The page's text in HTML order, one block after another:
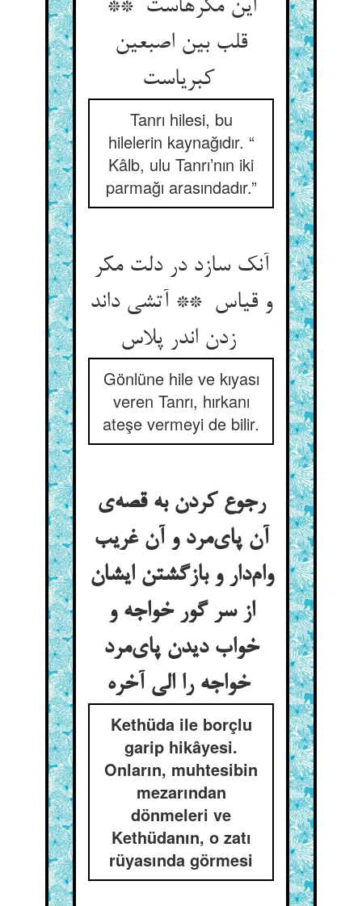
این مکرهاست **
قلب بین اصبعین
کبریاست
Tanrı hilesi, bu
hilelerin kaynağıdır. “
Kâlb, ulu Tanrı’nın iki
parmağı arasındadır.”
آنک سازد در دلت مکر
و قیاس ** آتشی داند
زدن اندر پلاس
Gönlüne hile ve kıyası
veren Tanrı, hırkanı
ateşe vermeyi de bilir.
رجوع کردن به قصه‌ی
آن پای‌مرد و آن غریب
وام‌دار و بازگشتن ایشان
از سر گور خواجه و
خواب دیدن پای‌مرد
خواجه را الی آخره
Kethüda ile borçlu
garip hikâyesi.
Onların, muhtesibin
mezarından
dönmeleri ve
Kethüdanın, o zatı
rüyasında görmesi